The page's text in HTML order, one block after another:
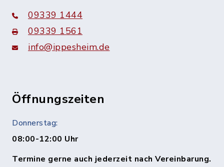
09339 1444
09339 1561
info@ippesheim.de
Öffnungszeiten
Donnerstag:
08:00-12:00 Uhr
Termine gerne auch jederzeit nach Vereinbarung.